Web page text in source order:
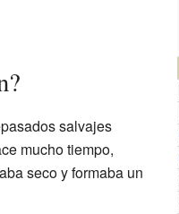
salvajes
mucho tiempo,
seco y formaba un